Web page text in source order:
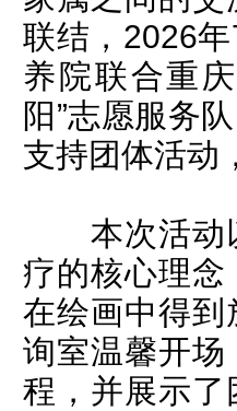
联结，2026
养院联合重
阳”志愿服务
支持团体活动
本次活动
疗的核心理
在绘画中得
询室温馨开
程，并展示